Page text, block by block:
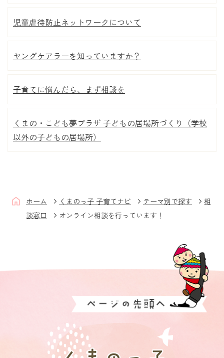
児童虐待防止ネットワークについて
ヤングケアラーを知っていますか？
子育てに悩んだら、まず相談を
くまの・こども夢プラザ 子どもの居場所づくり（学校
以外の子どもの居場所）
ホーム くまのっ子 子育てナビ テーマ別で探す
相
談窓口
オンライン相談を行っています！